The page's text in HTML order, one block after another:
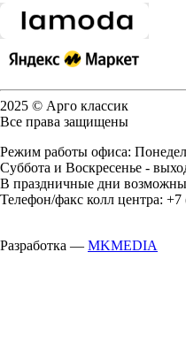
2025 © Арго классик
Все права защищены
Режим работы офиса:
Суббота и Воскресенье -
В праздничные дни возможны
Телефон/факс колл центра:
Разработка — MKMEDIA